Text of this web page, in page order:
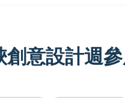
創意設計週